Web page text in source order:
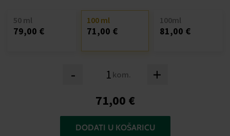
- kom. +
50 ml
79,00 €
100 ml
71,00 €
100ml
81,00 €
71,00 €
DODATI U KOŠARICU